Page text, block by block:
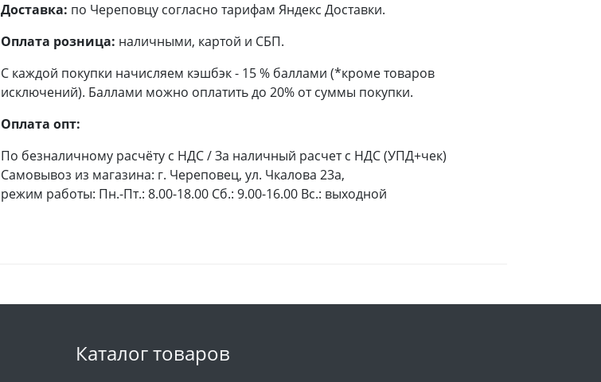
Доставка: по Череповцу согласно тарифам Яндекс Доставки.
Оплата розница: наличными, картой и СБП.
С каждой покупки начисляем кэшбэк - 15 % баллами (*кроме товаров
исключений). Баллами можно оплатить до 20% от суммы покупки.
Оплата опт:
По безналичному расчёту с НДС / За наличный расчет с НДС (УПД+чек)
Самовывоз из магазина: г. Череповец, ул. Чкалова 23а,
режим работы: Пн.-Пт.: 8.00-18.00 Сб.: 9.00-16.00 Вс.: выходной
Каталог товаров